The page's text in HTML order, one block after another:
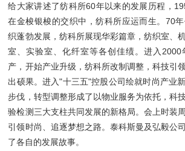
给大家讲述了纺科所60年以来的发展历程，
在金梭银梭的交织中，纺科所应运而生。70
织蓬勃发展，纺科所展现华彩篇章，纺织室、
室、实验室、化纤室等各创佳绩。进入2000
产，开始产业升级，纺科所改制调整，科技引
出硕果。进入"十三五"控股公司绘就时尚产业
步伐，转型调整形成了以物业服务为依托，科
验检测三大支柱共同发展的新格局。会上时装
引领时尚、追逐梦想之路。泰科斯曼及弘毅公
了各自的发展故事。